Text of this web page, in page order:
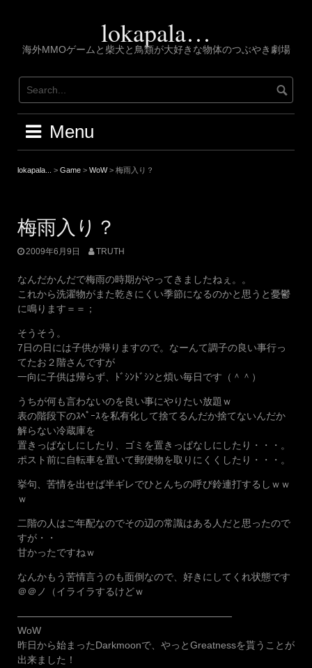
lokapala…
海外MMOゲームと柴犬と鳥類が大好きな物体のつぶやき劇場
Menu
lokapala... > Game > WoW> 梅雨入り？
梅雨入り？
2009年6月9日 TRUTH
なんだかんだで梅雨の時期がやってきましたねぇ。。
これから洗濯物がまた乾きにくい季節になるのかと思うと憂鬱
に鳴ります＝＝；
そうそう。
7日の日には子供が帰りますので。なーんて調子の良い事行っ
てたお２階さんですが
一向に子供は帰らず、ﾄﾞｼﾝﾄﾞｼﾝと煩い毎日です（＾＾）
うちが何も言わないのを良い事にやりたい放題ｗ
表の階段下のｽﾍﾟｰｽを私有化して捨てるんだか捨てないんだか
解らない冷蔵庫を
置きっぱなしにしたり、ゴミを置きっぱなしにしたり・・・。
ポスト前に自転車を置いて郵便物を取りにくくしたり・・・。
挙句、苦情を出せば半ギレでひとんちの呼び鈴連打するしｗｗ
ｗ
二階の人はご年配なのでその辺の常識はある人だと思ったので
すが・・
甘かったですねｗ
なんかもう苦情言うのも面倒なので、好きにしてくれ状態です
＠＠ノ（イライラするけどｗ
——————————————————————
WoW
昨日から始まったDarkmoonで、やっとGreatnessを貰うことが
出来ました！